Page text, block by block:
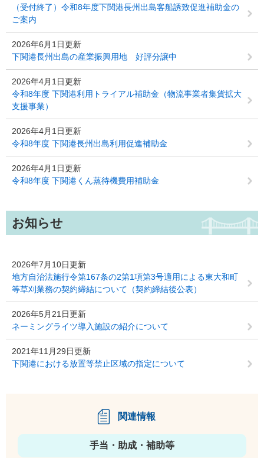
（受付終了）令和8年度下関港長州出島客船誘致促進補助金の
ご案内
2026年6月1日更新
下関港長州出島の産業振興用地 好評分譲中
2026年4月1日更新
令和8年度 下関港利用トライアル補助金（物流事業者集貨拡大
支援事業）
2026年4月1日更新
令和8年度 下関港長州出島利用促進補助金
2026年4月1日更新
令和8年度 下関港くん蒸待機費用補助金
お知らせ
2026年7月10日更新
地方自治法施行令第167条の2第1項第3号適用による東大和町
等草刈業務の契約締結について（契約締結後公表）
2026年5月21日更新
ネーミングライツ導入施設の紹介について
2021年11月29日更新
下関港における放置等禁止区域の指定について
関連情報
手当・助成・補助等